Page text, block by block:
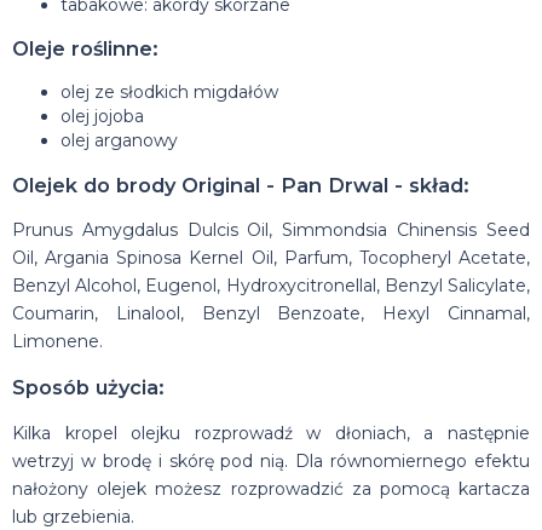
Oleje roślinne:
olej ze słodkich migdałów
olej jojoba
olej arganowy
Olejek do brody Original - Pan Drwal - skład:
Prunus Amygdalus Dulcis Oil, Simmondsia Chinensis Seed
Oil, Argania Spinosa Kernel Oil, Parfum, Tocopheryl Acetate,
Benzyl Alcohol, Eugenol, Hydroxycitronellal, Benzyl Salicylate,
Coumarin, Linalool, Benzyl Benzoate, Hexyl Cinnamal,
Limonene.
Sposób użycia:
Kilka kropel olejku rozprowadź w dłoniach, a następnie
wetrzyj w brodę i skórę pod nią. Dla równomiernego efektu
nałożony olejek możesz rozprowadzić za pomocą kartacza
lub grzebienia.